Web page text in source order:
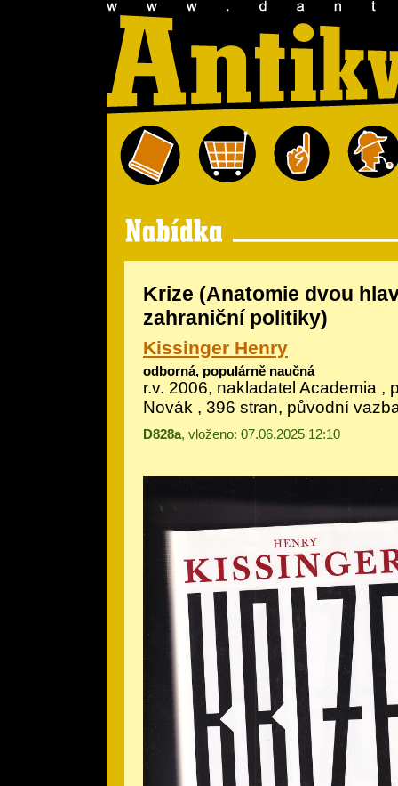
Krize (Anatomie dvou
zahraniční politiky)
Kissinger Henry
odborná, populárně naučná
r.v. 2006, nakladatel Academia ,
Novák , 396 stran, původní
D828a, vloženo: 07.06.2025 12:10